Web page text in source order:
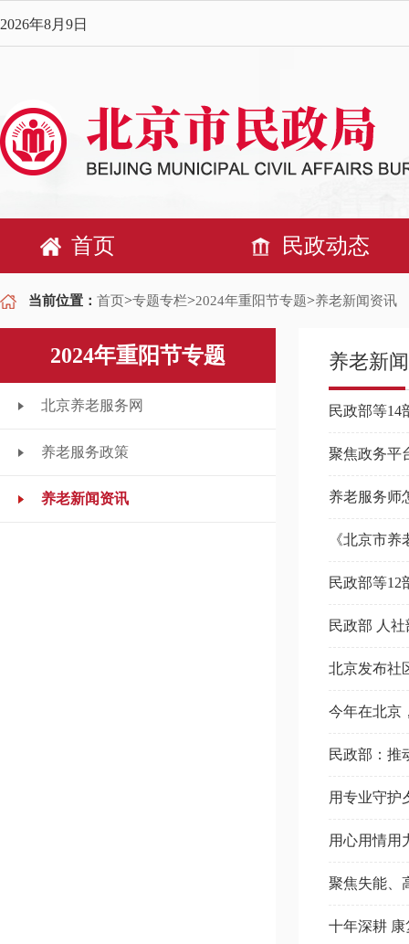
2026年8月9日
首页 民政动态
当前位置： 首页>专题专栏>2024年重阳节专题>养老新闻资讯
2024年重阳节专题
北京养老服务网
养老服务政策
养老新闻资讯
养老新
民政部等14
聚焦政务平
养老服务师
《北京市
民政部等12
民政部 人
北京发布社
今年在北京
民政部：推
用专业守
用心用情用
聚焦失能、
十年深耕